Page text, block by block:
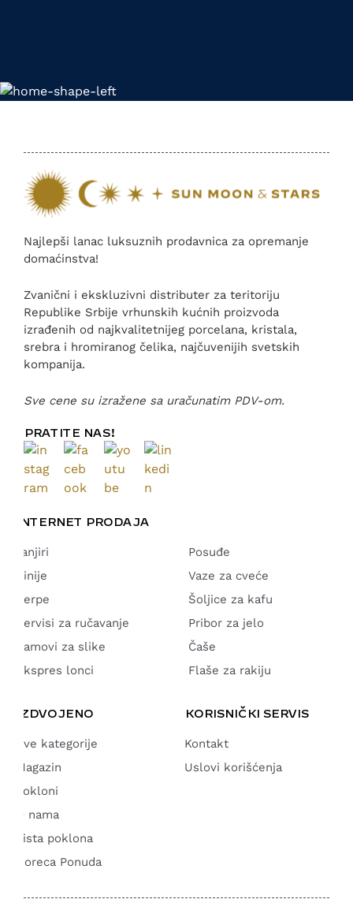
Najlepši lanac luksuznih prodavnica za opremanje
domaćinstva!
Zvanični i ekskluzivni distributer za teritoriju
Republike Srbije vrhunskih kućnih proizvoda
izrađenih od najkvalitetnijeg porcelana, kristala,
srebra i hromiranog čelika, najčuvenijih svetskih
kompanija.
Sve cene su izražene sa uračunatim PDV-om.
PRATITE NAS!
INTERNET PRODAJA
Tanjiri
Činije
Šerpe
Servisi za ručavanje
Ramovi za slike
Ekspres lonci
Posuđe
Vaze za cveće
Šoljice za kafu
Pribor za jelo
Čaše
Flaše za rakiju
IZDVOJENO
Sve kategorije
Magazin
Pokloni
O nama
Lista poklona
Horeca Ponuda
KORISNIČKI SERVIS
Kontakt
Uslovi korišćenja